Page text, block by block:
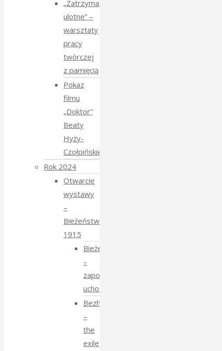
„Zatrzymać
ulotne” –
warsztaty
pracy
twórczej
z pamięcią
Pokaz
filmu
„Doktor”
Beaty
Hyży-
Czołpińskiej
Rok 2024
Otwarcie
wystawy
–
Bieżeństwo
1915
Bieżeństwo
–
zapomniane
uchodźstwo
Bezhenstvo
–
the
exile